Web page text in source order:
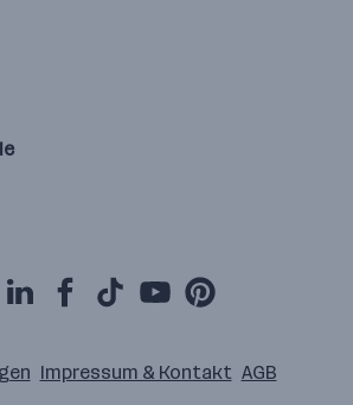
Impressum & Kontakt AGB